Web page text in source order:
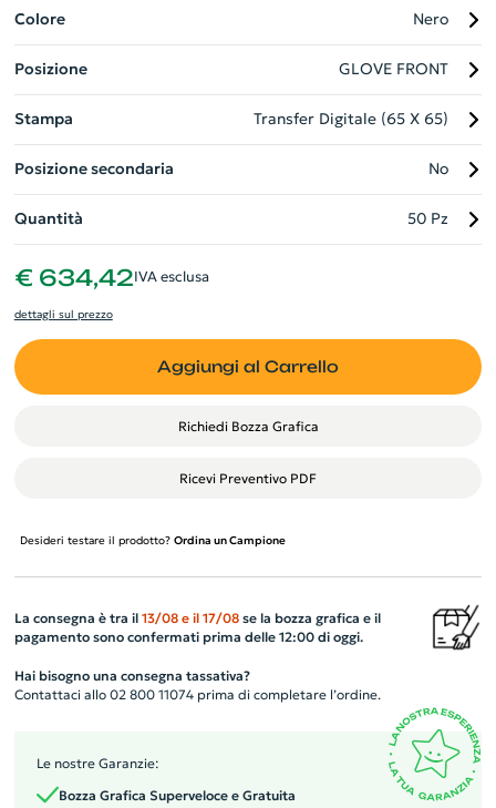
utensile, garantendo organizzazione e accesso facile. Il
perfetto gadget aziendale, che combina funzionalità e stile,
rendendo ogni grigliata un evento unico.
Colore Nero
Posizione GLOVE FRONT
Stampa Transfer Digitale (65 X 65)
Posizione secondaria No
Quantità 50 Pz
€ 634,42IVA esclusa
dettagli sul prezzo
Aggiungi al Carrello
Richiedi Bozza Grafica
Ricevi Preventivo PDF
Desideri testare il prodotto? Ordina un Campione
La consegna è tra il 13/08 e il 17/08se la bozza grafica e il
pagamento sono confermati prima delle 12:00 di oggi.
Hai bisogno una consegna tassativa?
Contattaci allo 02 800 11074 prima di completare l’ordine.
Le nostre Garanzie:
Bozza Grafica Superveloce e Gratuita